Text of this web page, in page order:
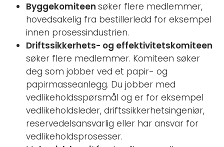
Byggekomiteen søker flere medlemmer,
hovedsakelig fra bestillerledd for eksempel
innen prosessindustrien.
Driftssikkerhets- og effektivitetskomiteen
søker flere medlemmer. Komiteen søker
deg som jobber ved et papir- og
papirmasseanlegg. Du jobber med
vedlikeholdsspørsmål og er for eksempel
vedlikeholdsleder, driftssikkerhetsingeniør,
reservedelsansvarlig eller har ansvar for
vedlikeholdsprosesser.